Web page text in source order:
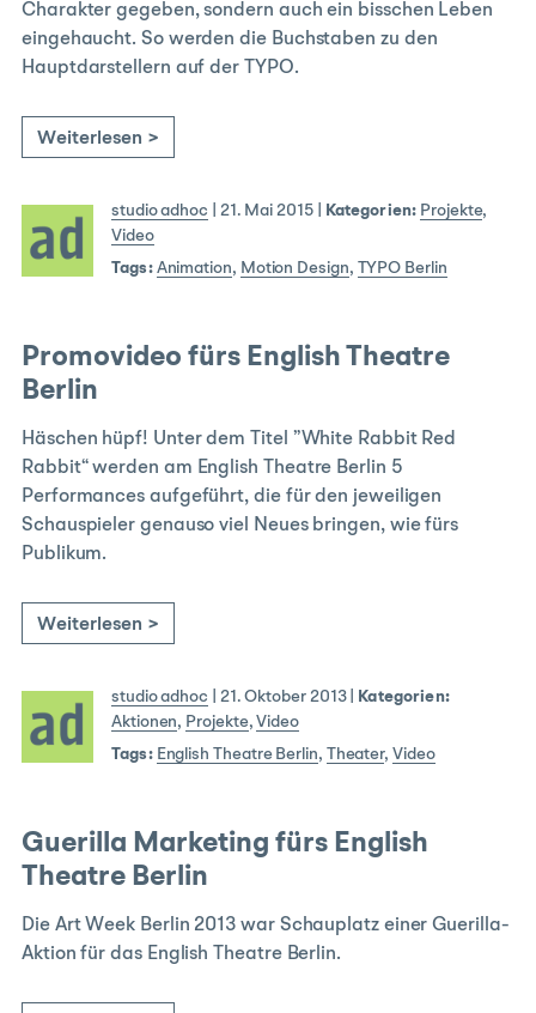
Charakter gegeben, sondern auch ein bisschen Leben
eingehaucht. So werden die Buchstaben zu den
Hauptdarstellern auf der TYPO.
Weiterlesen >
studio adhoc 21. Mai 2015| Kategorien: Projekte,
Video
Tags: Animation, Motion Design, TYPO Berlin
Promovideo fürs English Theatre
Berlin
Häschen hüpf! Unter dem Titel ”White Rabbit Red
Rabbit“ werden am English Theatre Berlin 5
Performances aufgeführt, die für den jeweiligen
Schauspieler genauso viel Neues bringen, wie fürs
Publikum.
Weiterlesen >
studio adhoc 21. Oktober 2013|
Kategorien:
Aktionen, Projekte,Video
Tags: English Theatre Berlin, Theater,Video
Guerilla Marketing fürs English
Theatre Berlin
Die Art Week Berlin 2013 war Schauplatz einer Guerilla-
Aktion für das English Theatre Berlin.